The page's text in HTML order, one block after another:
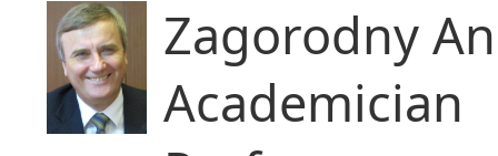
Zagorodny
Academician